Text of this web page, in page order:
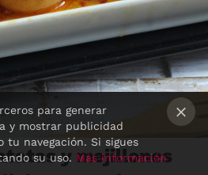
y mejillones
para generar
y mostrar publicidad
tu navegación. Si sigues
su uso. Más información